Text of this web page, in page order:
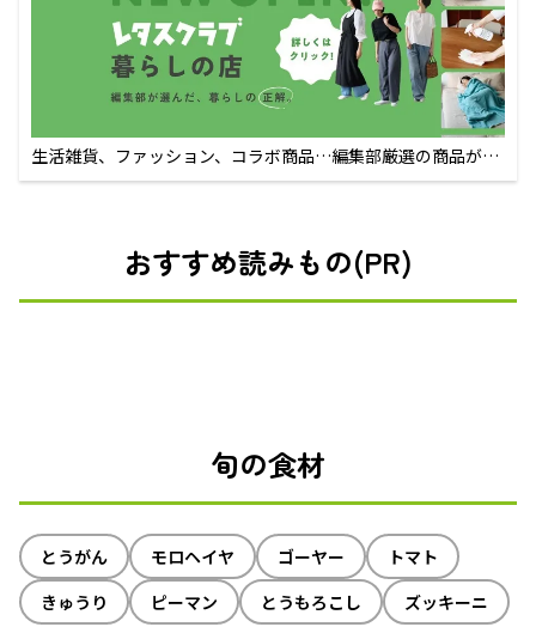
生活雑貨、ファッション、コラボ商品…編集部厳選の商品が買
えるECサイト
おすすめ読みもの(PR)
旬の食材
とうがん モロヘイヤ ゴーヤー
トマト
きゅうり
ピーマン とうもろこし ズッキーニ